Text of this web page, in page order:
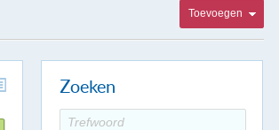
Toevoegen
Zoeken